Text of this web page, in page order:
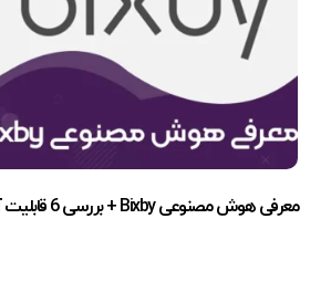
معرفی هوش مصنوعی Bixby + بررسی 6 قابلیت آن